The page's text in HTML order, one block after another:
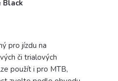
Black
pro jízdu na
či trialových
použít i pro MTB,